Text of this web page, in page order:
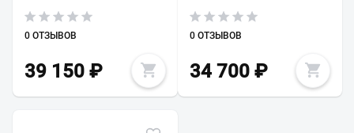
0 ОТЗЫВОВ
39 150 ₽
0 ОТЗЫВОВ
34 700₽